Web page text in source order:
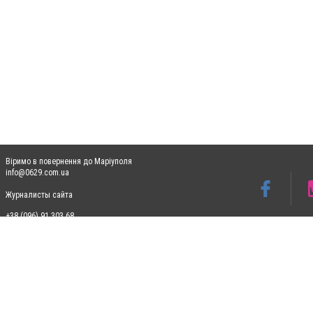
Віримо в повернення до Маріуполя
info@0629.com.ua
Журналисты сайта
+38 (096) 91 303 68